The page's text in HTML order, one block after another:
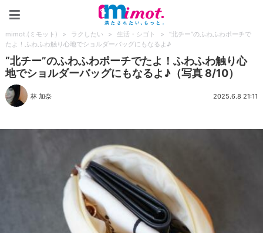
mimot.(ミモット) > ラクしたい > 生活・シゴト >
“北チー”のふわふわポーチで
たよ！ふわふわ触り心地でショルダーバッグにもなるよ♪
“北チー”のふわふわポーチでたよ！ふわふわ触り心
地でショルダーバッグにもなるよ♪（写真 8/10）
林 加奈 2025.6.8 21:11